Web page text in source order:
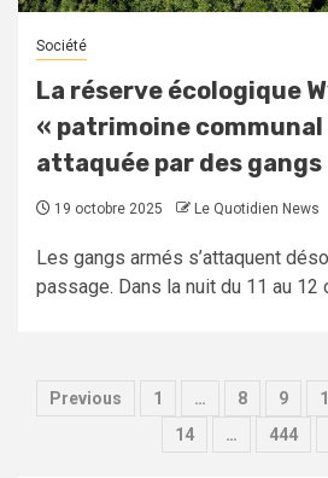
Société
La réserve écologique
« patrimoine
attaquée par des gangs
19 octobre 2025 Le Quotidien News
Les gangs armés s’attaquent
passage. Dans la nuit du 11 au 12
Pagination
Previous 1 … 8 9
14
… 444